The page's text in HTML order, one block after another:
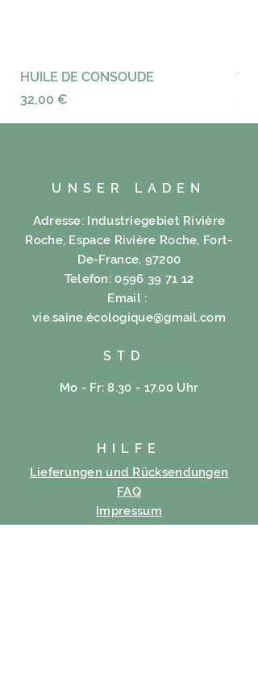
HUILE DE CONSOUDE
Preis
32,00 €
UNSER LADEN
Adresse: Industriegebiet Rivière
Roche, Espace Rivière Roche, Fort-
De-France, 97200
Telefon:0596 39 71 12
Email :
vie.saine.écologique@gmail.com
STD
Mo - Fr: 8.30 - 17.00 Uhr
HILFE
Lieferungen und Rücksendungen
FAQ
Impressum